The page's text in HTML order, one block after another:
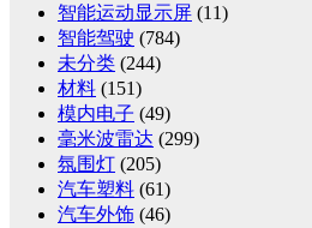
智能运动显示屏 (11)
智能驾驶 (784)
未分类 (244)
材料 (151)
模内电子 (49)
毫米波雷达 (299)
氛围灯 (205)
汽车塑料 (61)
汽车外饰 (46)